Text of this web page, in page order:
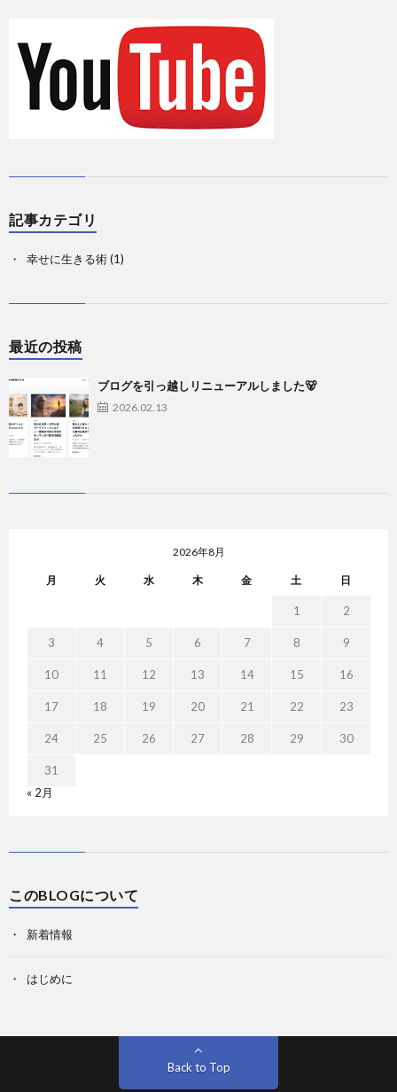
記事カテゴリ
幸せに生きる術(1)
最近の投稿
ブログを引っ越しリニューアルしました🐻
2026.02.13
2026年8月
月 火 水 木 金 土 日
1 2
3 4 5 6 7 8 9
10 11 12 13 14 15 16
17 18 19 20 21 22 23
24 25 26 27 28 29 30
31
« 2月
このBLOGについて
新着情報
はじめに
Back to Top